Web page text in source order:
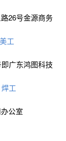
26号金源商务
工
广东鸿图科技
焊工
公室